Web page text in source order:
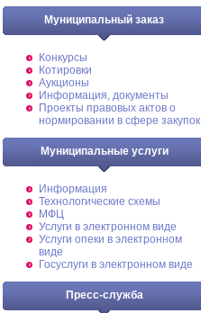
Муниципальный заказ
Конкурсы
Котировки
Аукционы
Информация, документы
Проекты правовых актов о
нормировании в сфере закупок
Муниципальные услуги
Информация
Технологические схемы
МФЦ
Услуги в электронном виде
Услуги опеки в электронном
виде
Госуслуги в электронном виде
Пресс-служба